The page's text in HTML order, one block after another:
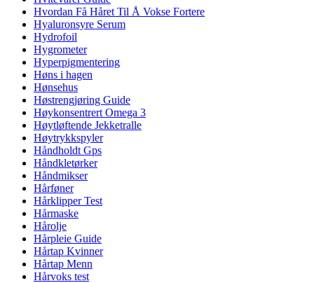
Hvordan Få Håret Til Å Vokse Fortere
Hyaluronsyre Serum
Hydrofoil
Hygrometer
Hyperpigmentering
Høns i hagen
Hønsehus
Høstrengjøring Guide
Høykonsentrert Omega 3
Høytløftende Jekketralle
Høytrykkspyler
Håndholdt Gps
Håndkletørker
Håndmikser
Hårføner
Hårklipper Test
Hårmaske
Hårolje
Hårpleie Guide
Hårtap Kvinner
Hårtap Menn
Hårvoks test